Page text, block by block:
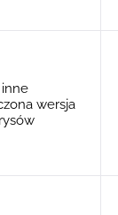
wersja